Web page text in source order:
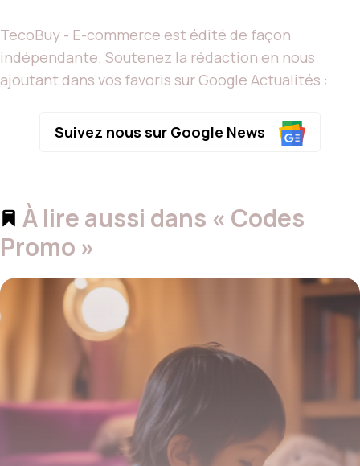
TecoBuy - E-commerce est édité de façon
indépendante. Soutenez la rédaction en nous
ajoutant dans vos favoris sur Google Actualités :
Suivez nous sur Google News
À lire aussi dans « Codes
Promo »